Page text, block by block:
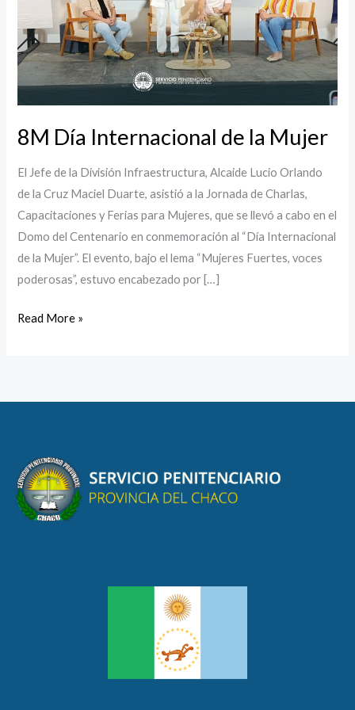
8M Día Internacional de la Mujer
El Jefe de la División Infraestructura, Alcaide Lucio Orlando
de la Cruz Maciel Duarte, asistió a la Jornada de Charlas,
Capacitaciones y Ferias para Mujeres, que se llevó a cabo en el
Domo del Centenario en conmemoración al “Día Internacional
de la Mujer”. El evento, bajo el lema “Mujeres Fuertes, voces
poderosas”, estuvo encabezado por […]
Read More »